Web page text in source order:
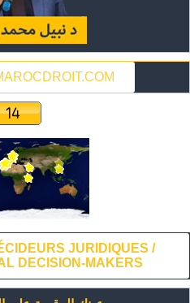
JURIDIQUES /
DECISION-MAKERS